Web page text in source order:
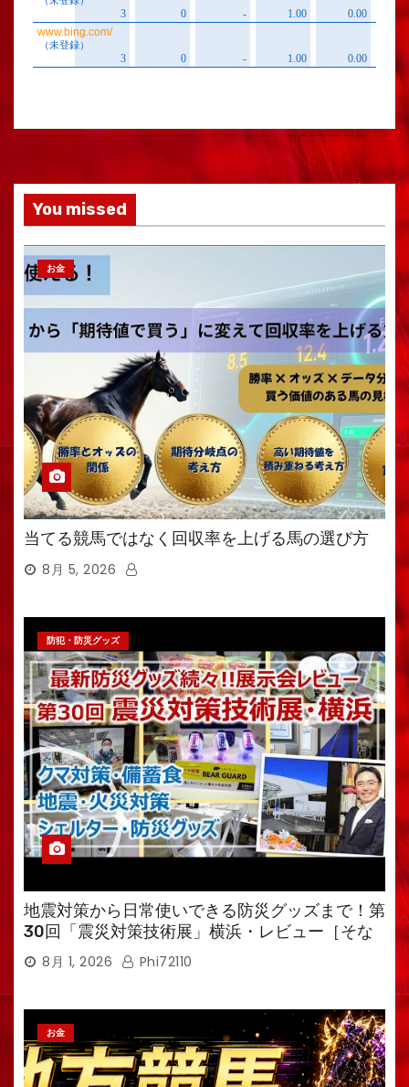
You missed
お金
当てる競馬ではなく回収率を上げる馬の選び方
8月 5, 2026
防犯・防災グッズ
地震対策から日常使いできる防災グッズまで！第
30回「震災対策技術展」横浜・レビュー［そな
えるTV・高荷智也］
8月 1, 2026 Phi72110
お金